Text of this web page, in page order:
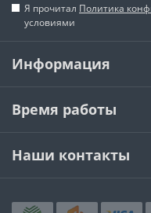
Я прочитал Политика
условиями
Информация
Время работы
Наши контакты